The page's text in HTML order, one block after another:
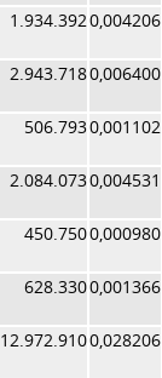
1.934.3920,004206
2.943.7180,006400
506.7930,001102
2.084.0730,004531
450.7500,000980
628.3300,001366
12.972.9100,028206